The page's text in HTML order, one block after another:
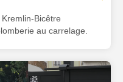
Bicêtre
au carrelage.